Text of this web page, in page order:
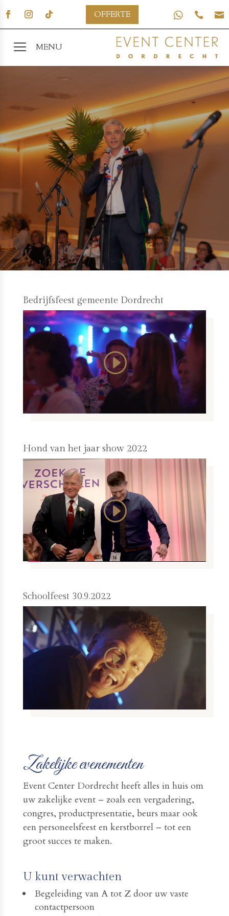
OFFERTE   
MENU
Bedrijfsfeest gemeente Dordrecht
Hond van het jaar show 2022
Schoolfeest 30.9.2022
Zakelijke evenementen
Event Center Dordrecht heeft alles in huis om
uw zakelijke event – zoals een vergadering,
congres, productpresentatie, beurs maar ook
een personeelsfeest en kerstborrel – tot een
groot succes te maken.
U kunt verwachten
Begeleiding van A tot Z door uw vaste
contactpersoon